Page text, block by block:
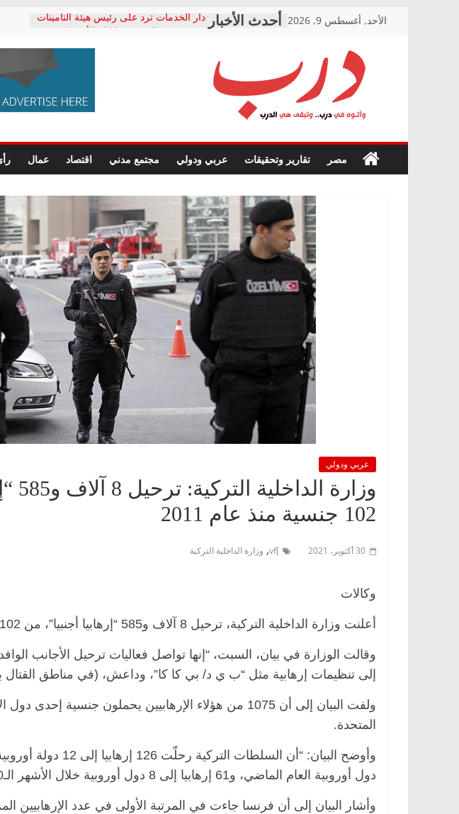
الأحد, أغسطس 9, 2026
دار الخدمات ترد على رئيس هيئة التأمينات
معاناة أصحاب المعاشات.. ونطالب بكشف
فرحات سليمان يكتب: القطاع الصحي إلى
حزب التحالف الشعبي يطلق لجنة “الحق
صور .. اعتماد الرسومات النهائية للقرار
الوزاري لمدينة الصحفيين.. وانتهاء أعمال
إنشاء المبنى الإداري
متابعة قضية الدكتور محمد زهران.. ويؤكد:
قرينة البراءة وضمانات المحاكمة العادلة
حق أصيل
درب
في
درب..
مصر تقارير وتحقيقات عربي ودولي مجتمع مدني اقتصاد عمال
عربي ودولي
102 جنسية منذ عام 2011
30 أكتوبر، 2021 ]vf
, وزارة الداخلية التركية
وكالات
أعلنت وزارة الداخلية التركية، ترحيل 8 آلاف و585 “إرهابيا أجنبيا”، من 102 جنسية، منذ عام 2011.
وقالت الوزارة في بيان، السبت، “إنها تواصل فعاليات ترحيل الأجانب
إلى تنظيمات إرهابية مثل “ب ي د/ بي كا كا”، وداعش، (في مناطق القتال
المتحدة.
دول أوروبية العام الماضي، و61 إرهابيا إلى 8 دول أوروبية خلال الأشهر الـ10 الأولى من العام الجاري”.
وأشار البيان إلى أن فرنسا جاءت في المرتبة الأولى في عدد الإرهابيين
مقعد شاغر على مائدة
(بروفايل)
21 فبراير، 2026
الرئيسية مصر ناس وناس
في ذكرى رحيله.. د. نور فرحات فقيه
للحرية (بروفايل)
26 يناير، 2026